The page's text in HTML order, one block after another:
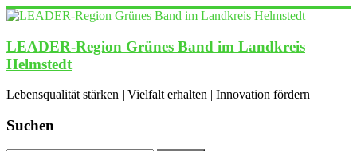
Zum
springen
LEADER-Region Grünes Band im Landkreis
Helmstedt
Lebensqualität stärken | Vielfalt erhalten | Innovation fördern
Suchen